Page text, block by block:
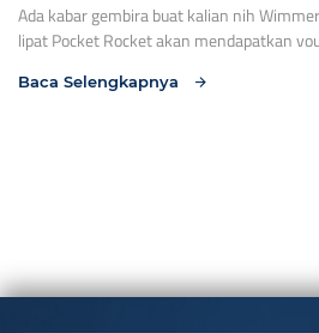
Ada kabar gembira buat kalian nih
lipat Pocket Rocket akan mendapatkan
WIMCYCLE dibawah ini ya : No Nama Toko
Baca Selengkapnya